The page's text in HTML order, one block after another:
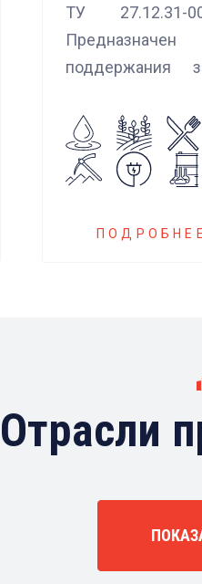
ТУ 27.12.31-
поддержания
управления.
Блок
российских
ПОДРОБНЕЕ
Отрасли